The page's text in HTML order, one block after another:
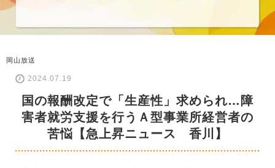
岡山放送
2024.07.19
国の報酬改定で「生産性」求められ…障
害者就労支援を行うＡ型事業所経営者の
苦悩【急上昇ニュース 香川】